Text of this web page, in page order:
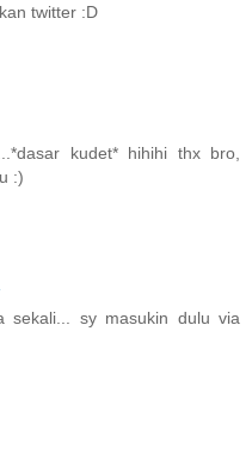
twitter :D
kudet* hihihi thx bro,
:)
sekali... sy masukin dulu via